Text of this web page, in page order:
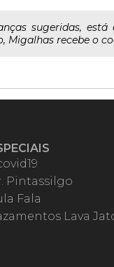
sugeridas,
Migalhas recebe o
Pintassilgo
Fala
Lava